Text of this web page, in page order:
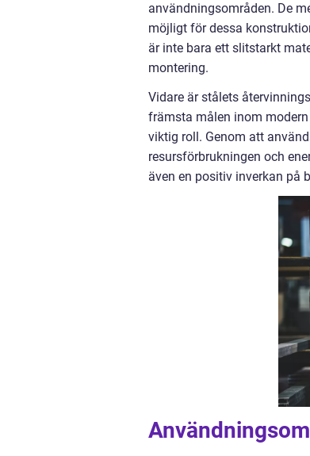
användningsområden. De
möjligt för dessa
är inte bara ett slitstarkt
montering.
Vidare är stålets
främsta målen inom
viktig roll. Genom att
resursförbrukningen och
även en positiv inverkan på